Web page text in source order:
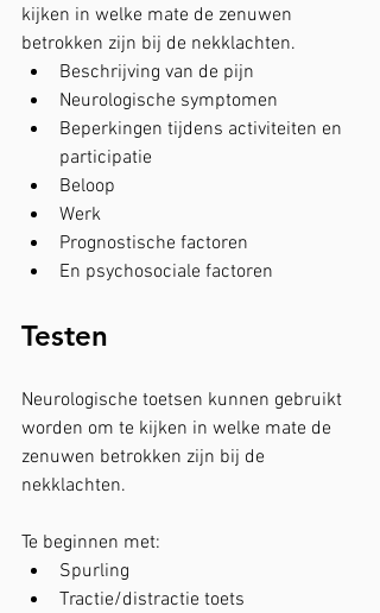
kijken in welke mate de zenuwen
betrokken zijn bij de nekklachten.
Beschrijving van de pijn
Neurologische symptomen
Beperkingen tijdens activiteiten en
participatie
Beloop
Werk
Prognostische factoren
En psychosociale factoren
Testen
Neurologische toetsen kunnen gebruikt
worden om te kijken in welke mate de
zenuwen betrokken zijn bij de
nekklachten.
Te beginnen met:
Spurling
Tractie/distractie toets